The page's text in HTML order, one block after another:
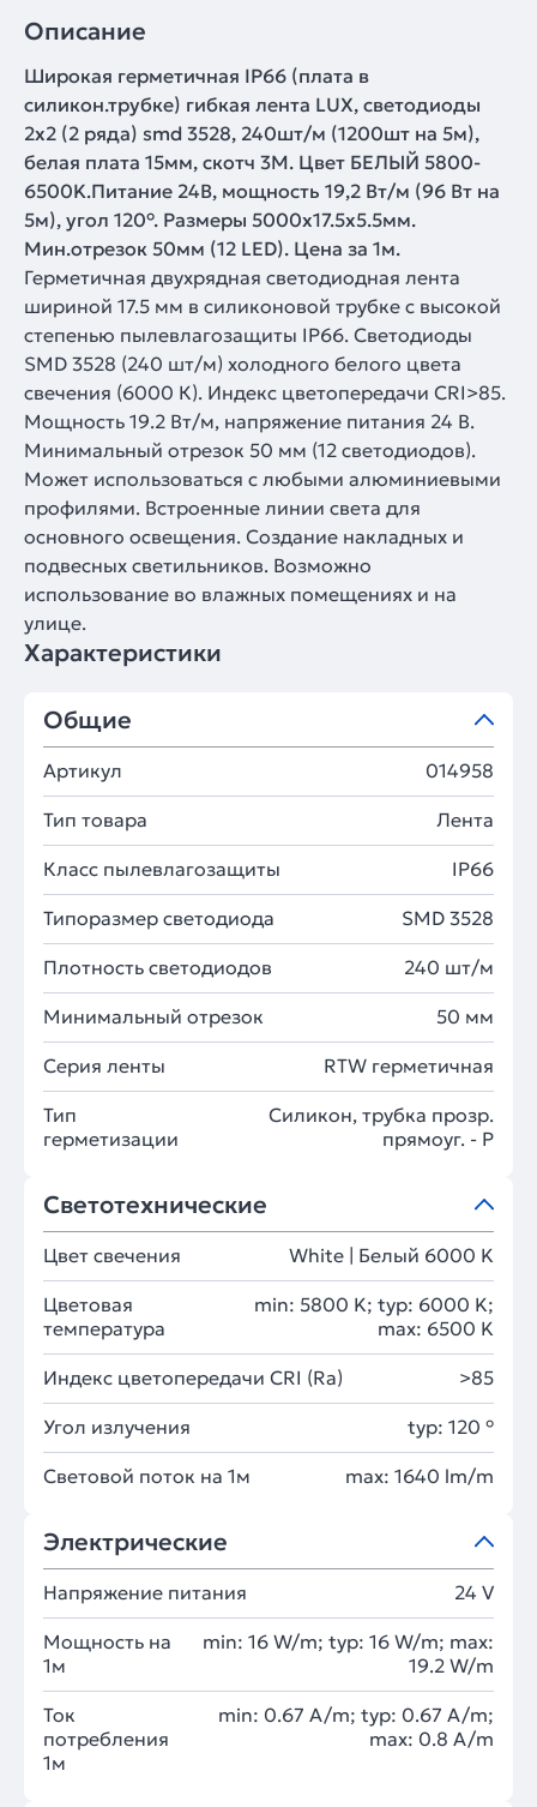
Описание
Широкая герметичная IP66 (плата в
силикон.трубке) гибкая лента LUX, светодиоды
2x2 (2 ряда) smd 3528, 240шт/м (1200шт на 5м),
белая плата 15мм, скотч 3М. Цвет БЕЛЫЙ 5800-
6500K.Питание 24В, мощность 19,2 Вт/м (96 Вт на
5м), угол 120°. Размеры 5000x17.5x5.5мм.
Мин.отрезок 50мм (12 LED). Цена за 1м.
Герметичная двухрядная светодиодная лента
шириной 17.5 мм в силиконовой трубке с высокой
степенью пылевлагозащиты IP66. Светодиоды
SMD 3528 (240 шт/м) холодного белого цвета
свечения (6000 К). Индекс цветопередачи CRI>85.
Мощность 19.2 Вт/м, напряжение питания 24 В.
Минимальный отрезок 50 мм (12 светодиодов).
Может использоваться с любыми алюминиевыми
профилями. Встроенные линии света для
основного освещения. Создание накладных и
подвесных светильников. Возможно
использование во влажных помещениях и на
улице.
Характеристики
Общие
Артикул 014958
Тип товара Лента
Класс пылевлагозащиты IP66
Типоразмер светодиода SMD 3528
Плотность светодиодов 240 шт/м
Минимальный отрезок 50 мм
Серия ленты RTW герметичная
Тип
герметизации
Силикон, трубка прозр.
прямоуг. - P
Светотехнические
Цвет свечения White | Белый 6000 K
Цветовая
температура
min: 5800 K; typ: 6000 K;
max: 6500 K
Индекс цветопередачи CRI (Ra) >85
Угол излучения typ: 120 °
Световой поток на 1м max: 1640 lm/m
Электрические
Напряжение питания 24 V
Мощность на
1м
min: 16 W/m; typ: 16 W/m; max:
19.2 W/m
Ток
потребления
1м
min: 0.67 A/m; typ: 0.67 A/m;
max: 0.8 A/m